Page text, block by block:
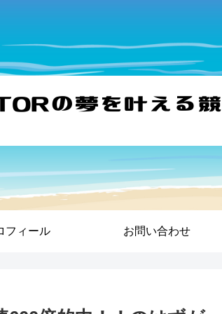
フィール お問い合わせ